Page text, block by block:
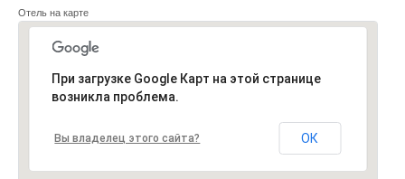
Отель на карте
При загрузке Google Карт на этой странице
возникла проблема.
Вы владелец этого сайта? ОК